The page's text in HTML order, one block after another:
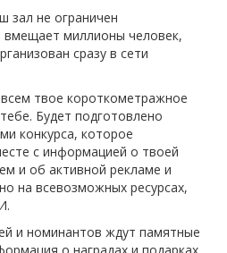
зал не ограничен
вмещает миллионы человек,
сразу в сети
твое короткометражное
Будет подготовлено
конкурса, которое
с информацией о твоей
и об активной рекламе и
на всевозможных ресурсах,
и номинантов ждут памятные